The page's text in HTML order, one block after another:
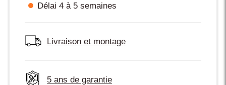
Délai 4 à 5 semaines
Livraison et montage
5 ans de garantie